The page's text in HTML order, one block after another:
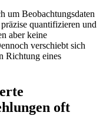
um Beobachtungsdaten
quantifizieren und
aber keine
verschiebt sich
Richtung eines
oft